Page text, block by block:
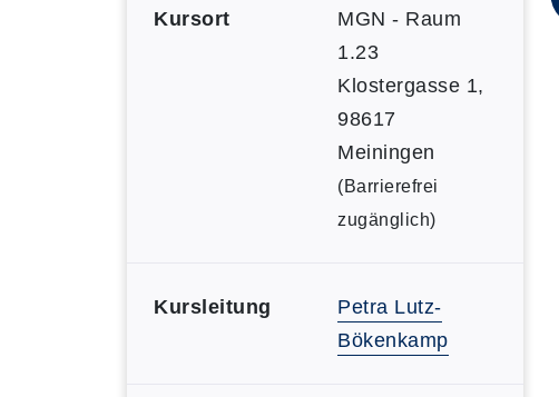
Kursort
MGN - Raum
1.23
Klostergasse 1,
98617
Meiningen
(Barrierefrei
zugänglich)
Kursleitung
Petra Lutz-
Bökenkamp